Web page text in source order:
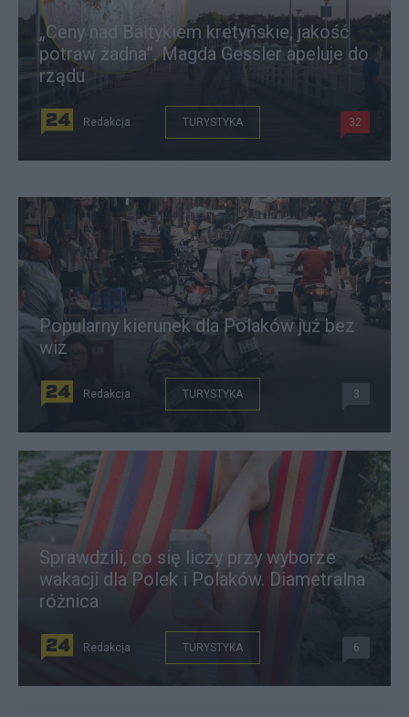
„Ceny nad Bałtykiem kretyńskie, jakość
potraw żadna”. Magda Gessler apeluje do
rządu
Redakcja TURYSTYKA 32
Popularny kierunek dla Polaków już bez
wiz
Redakcja TURYSTYKA 3
Sprawdzili, co się liczy przy wyborze
wakacji dla Polek i Polaków. Diametralna
różnica
Redakcja TURYSTYKA 6